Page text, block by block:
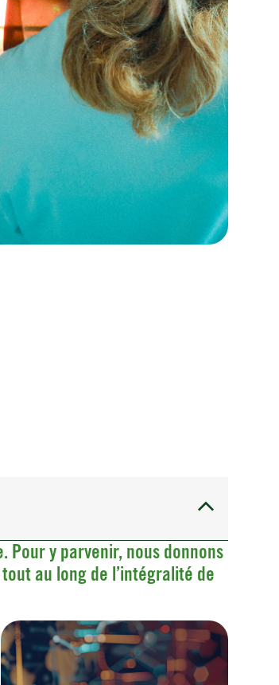
Pour y parvenir, nous donnons
au long de l’intégralité de